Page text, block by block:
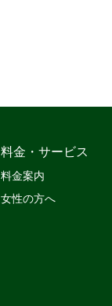
料金・サービス
料金案内
女性の方へ